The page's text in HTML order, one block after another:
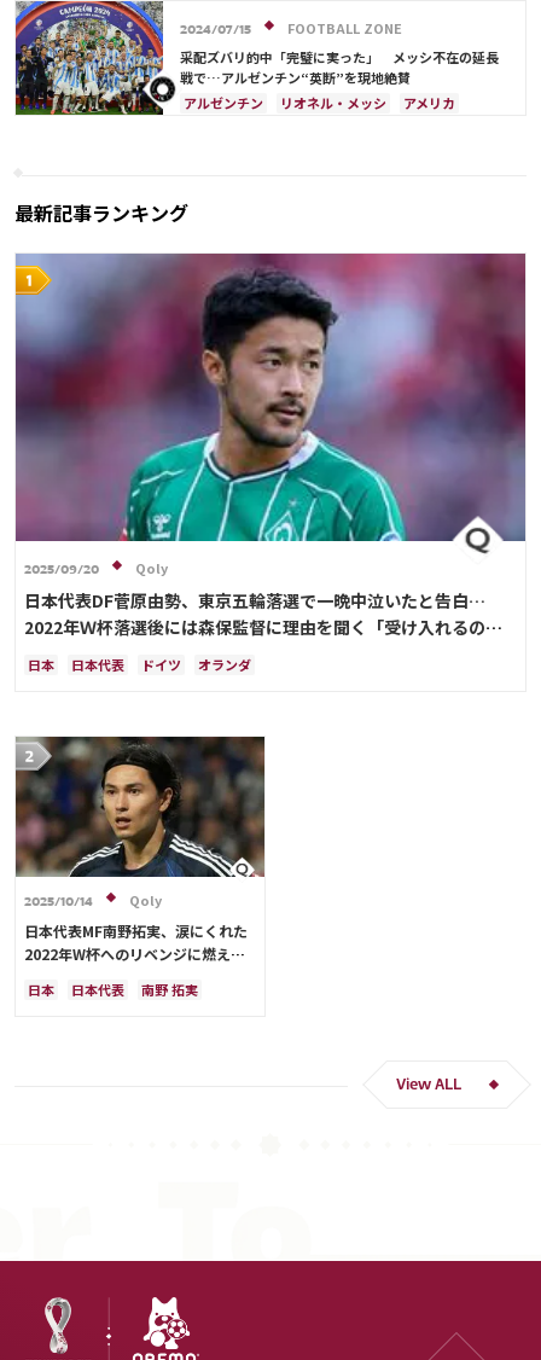
2024/07/15
FOOTBALL ZONE
采配ズバリ的中「完璧に実った」 メッシ不在の延長
戦で…アルゼンチン“英断”を現地絶賛
アルゼンチン
リオネル・メッシ アメリカ
最新記事ランキング
2025/09/20 Qoly
日本代表DF菅原由勢、東京五輪落選で一晩中泣いたと告白…
2022年Ｗ杯落選後には森保監督に理由を聞く「受け入れるのは
難しかった」
日本 日本代表 ドイツ オランダ
2025/10/14 Qoly
日本代表MF南野拓実、涙にくれた
2022年W杯へのリベンジに燃える
ー人生をかけた戦い」
日本 日本代表
南野 拓実
View ALL